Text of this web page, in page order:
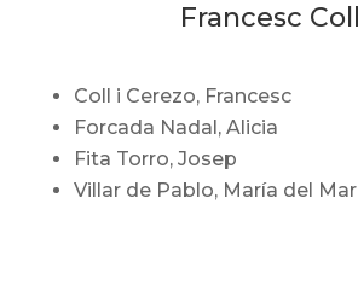
Francesc Coll
Coll i Cerezo, Francesc
Forcada Nadal, Alicia
Fita Torro, Josep
Villar de Pablo, María del Mar